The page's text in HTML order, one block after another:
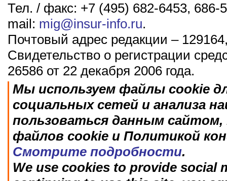
Тел. / факс: +7 (495) 682-6453, 686-
mail: mig@insur-info.ru.
Почтовый адрес редакции –
Свидетельство о регистрации
26586 от 22 декабря 2006 года.
Мы используем файлы cookie
социальных сетей и анализа
пользоваться данным
файлов cookie и Политикой
Смотрите подробности.
We use cookies to provide social